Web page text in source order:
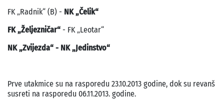
FK „Radnik“ (B) - NK „Čelik“
FK „Željezničar“ - FK „Leotar“
NK „Zvijezda“ - NK „Jedinstvo“
Prve utakmice su na rasporedu 23.10.2013 godine, dok su revanš
susreti na rasporedu 06.11.2013. godine.